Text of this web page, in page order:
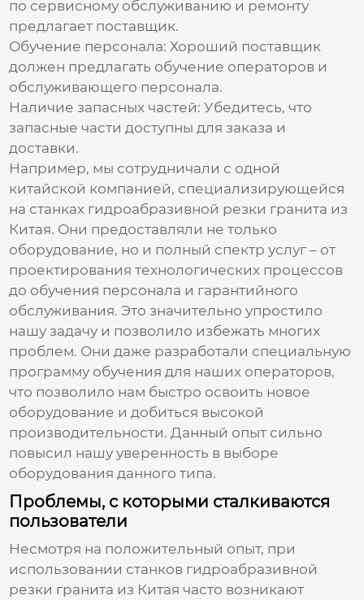
по сервисному обслуживанию и ремонту
предлагает поставщик.
Обучение персонала: Хороший поставщик
должен предлагать обучение операторов и
обслуживающего персонала.
Наличие запасных частей: Убедитесь, что
запасные части доступны для заказа и
доставки.
Например, мы сотрудничали с одной
китайской компанией, специализирующейся
на станках гидроабразивной резки гранита из
Китая. Они предоставляли не только
оборудование, но и полный спектр услуг – от
проектирования технологических процессов
до обучения персонала и гарантийного
обслуживания. Это значительно упростило
нашу задачу и позволило избежать многих
проблем. Они даже разработали специальную
программу обучения для наших операторов,
что позволило нам быстро освоить новое
оборудование и добиться высокой
производительности. Данный опыт сильно
повысил нашу уверенность в выборе
оборудования данного типа.
Проблемы, с которыми сталкиваются
пользователи
Несмотря на положительный опыт, при
использовании станков гидроабразивной
резки гранита из Китая часто возникают